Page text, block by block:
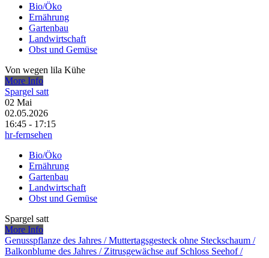
Bio/Öko
Ernährung
Gartenbau
Landwirtschaft
Obst und Gemüse
Von wegen lila Kühe
More Info
Spargel satt
02 Mai
02.05.2026
16:45 - 17:15
hr-fernsehen
Bio/Öko
Ernährung
Gartenbau
Landwirtschaft
Obst und Gemüse
Spargel satt
More Info
Genusspflanze des Jahres /​ Muttertagsgesteck ohne Steckschaum /​
Balkonblume des Jahres /​ Zitrusgewächse auf Schloss Seehof /​